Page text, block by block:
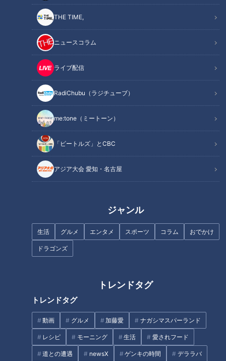
THE TIME,
ニュースコラム
ライブ配信
RadiChubu（ラジチューブ）
me:tone（ミートーン）
「ビートルズ」とCBC
アジア大会 愛知・名古屋
ジャンル
生活 グルメ エンタメ スポーツ コラム おでかけ
ドラゴンズ
トレンドタグ
トレンドタグ
動画 グルメ 加藤愛 ナガシマスパーランド
レシピ モーニング 生活 愛されフード
道との遭遇 newsX ゲンキの時間 デララバ
この記事を見たあなたへのおすすめ
「風来坊」の手羽先レシピを大
公開！名古屋の”元祖”を自宅で
ぶし」はなぜ生まれた？発祥の
店が150年続く秘伝のタレの逸
手羽先の秘密は「幻のコショ
ウ」！？世界の山ちゃんに密
着！1日16万羽をさばくタイの
巨大鶏肉工場に爆笑問題・太田
大須で味わう新感覚の手羽先！
豊富なフレーバーが人気の「手
入社2年目さわやかアナウンサ
ーが、その町に根付く、地元で